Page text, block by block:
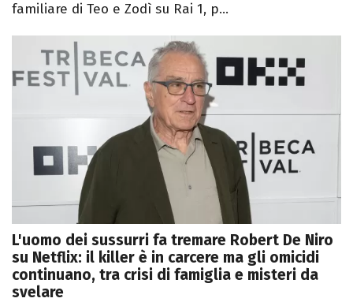
familiare di Teo e Zodì su Rai 1, p...
L'uomo dei sussurri fa tremare Robert De Niro
su Netflix: il killer è in carcere ma gli omicidi
continuano, tra crisi di famiglia e misteri da
svelare